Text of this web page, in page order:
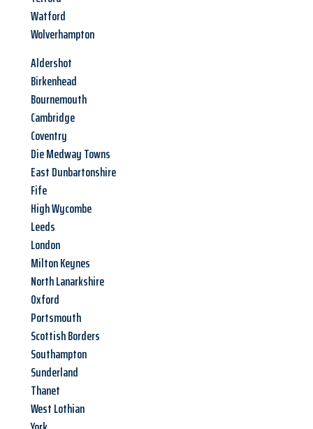
Watford
Wolverhampton
Aldershot
Birkenhead
Bournemouth
Cambridge
Coventry
Die Medway Towns
East Dunbartonshire
Fife
High Wycombe
Leeds
London
Milton Keynes
North Lanarkshire
Oxford
Portsmouth
Scottish Borders
Southampton
Sunderland
Thanet
West Lothian